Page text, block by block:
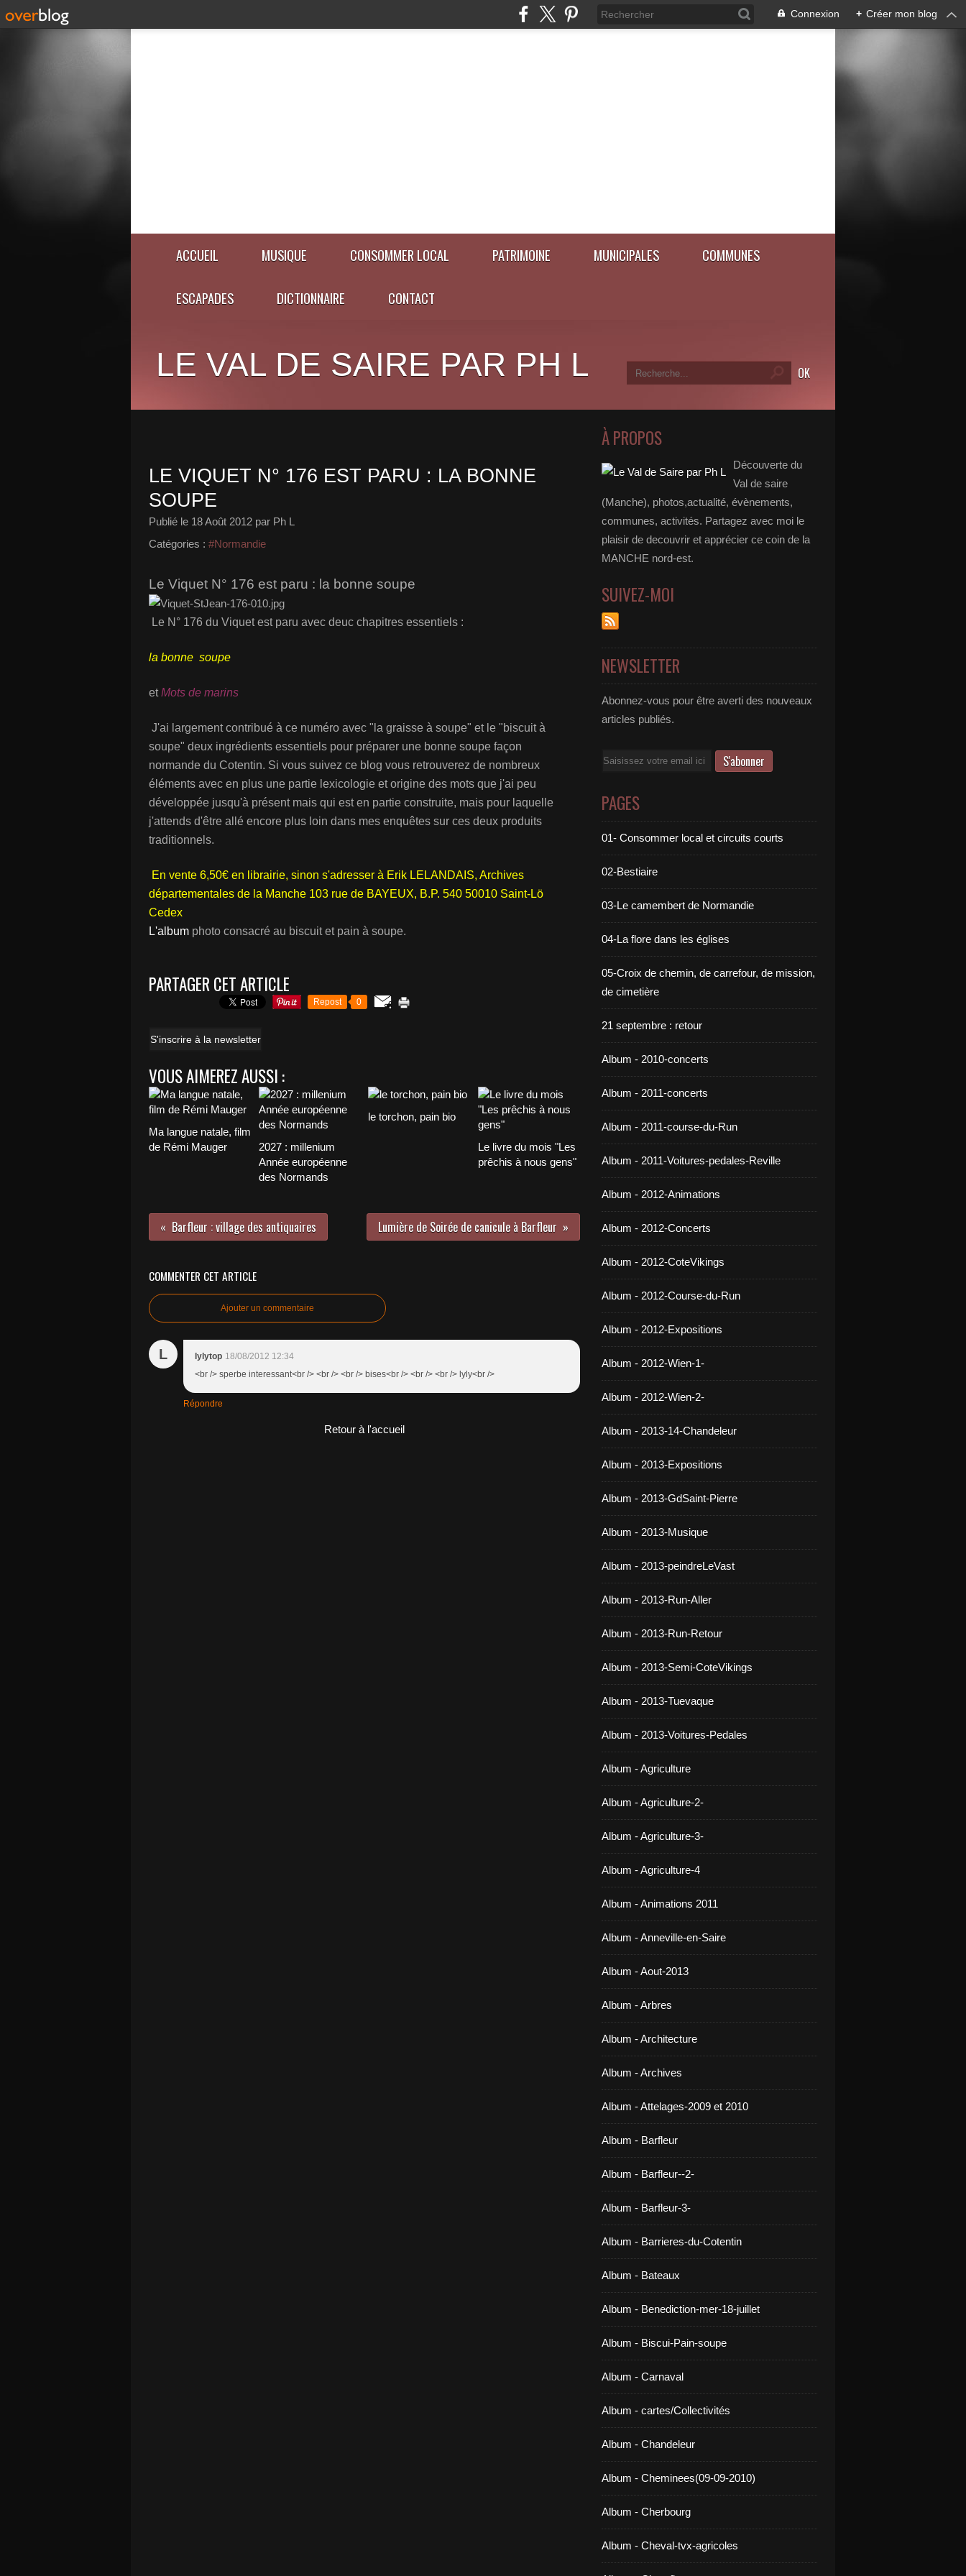
Connexion + Créer mon blog
ACCUEIL MUSIQUE CONSOMMER LOCAL PATRIMOINE MUNICIPALES COMMUNES
ESCAPADES DICTIONNAIRE CONTACT
LE VAL DE SAIRE PAR PH L
LE VIQUET N° 176 EST PARU : LA BONNE
SOUPE
Publié le 18 Août 2012 par Ph L
Catégories : #Normandie
Le Viquet N° 176 est paru : la bonne soupe
Le N° 176 du Viquet est paru avec deuc chapitres essentiels :
la bonne soupe
etMots de marins
J'ai largement contribué à ce numéro avec "la graisse à soupe" et le "biscuit à
soupe" deux ingrédients essentiels pour préparer une bonne soupe façon
normande du Cotentin. Si vous suivez ce blog vous retrouverez de nombreux
éléments avec en plus une partie lexicologie et origine des mots que j'ai peu
développée jusqu'à présent mais qui est en partie construite, mais pour laquelle
j'attends d'être allé encore plus loin dans mes enquêtes sur ces deux produits
traditionnels.
En vente 6,50€ en librairie, sinon s'adresser à Erik LELANDAIS, Archives
départementales de la Manche 103 rue de BAYEUX, B.P. 540 50010 Saint-Lö
Cedex
L'album photo consacré au biscuit et pain à soupe.
PARTAGER CET ARTICLE
Repost 0
S'inscrire à la newsletter
VOUS AIMEREZ AUSSI :
Ma langue natale, film
de Rémi Mauger
2027 : millenium
Année européenne
des Normands
le torchon, pain bio
Le livre du mois "Les
prêchis à nous gens"
Barfleur : village des antiquaires Lumière de Soirée de canicule à Barfleur
COMMENTER CET ARTICLE
Ajouter un commentaire
L lylytop 18/08/2012 12:34
<br /> sperbe interessant<br /> <br /> <br /> bises<br /> <br /> <br /> lyly<br />
Répondre
Retour à l'accueil
À PROPOS
Découverte du
Val de saire
(Manche), photos,actualité, évènements,
communes, activités. Partagez avec moi le
plaisir de decouvrir et apprécier ce coin de la
MANCHE nord-est.
SUIVEZ-MOI
NEWSLETTER
Abonnez-vous pour être averti des nouveaux
articles publiés.
Email
PAGES
01- Consommer local et circuits courts
02-Bestiaire
03-Le camembert de Normandie
04-La flore dans les églises
05-Croix de chemin, de carrefour, de mission,
de cimetière
21 septembre : retour
Album - 2010-concerts
Album - 2011-concerts
Album - 2011-course-du-Run
Album - 2011-Voitures-pedales-Reville
Album - 2012-Animations
Album - 2012-Concerts
Album - 2012-CoteVikings
Album - 2012-Course-du-Run
Album - 2012-Expositions
Album - 2012-Wien-1-
Album - 2012-Wien-2-
Album - 2013-14-Chandeleur
Album - 2013-Expositions
Album - 2013-GdSaint-Pierre
Album - 2013-Musique
Album - 2013-peindreLeVast
Album - 2013-Run-Aller
Album - 2013-Run-Retour
Album - 2013-Semi-CoteVikings
Album - 2013-Tuevaque
Album - 2013-Voitures-Pedales
Album - Agriculture
Album - Agriculture-2-
Album - Agriculture-3-
Album - Agriculture-4
Album - Animations 2011
Album - Anneville-en-Saire
Album - Aout-2013
Album - Arbres
Album - Architecture
Album - Archives
Album - Attelages-2009 et 2010
Album - Barfleur
Album - Barfleur--2-
Album - Barfleur-3-
Album - Barrieres-du-Cotentin
Album - Bateaux
Album - Benediction-mer-18-juillet
Album - Biscui-Pain-soupe
Album - Carnaval
Album - cartes/Collectivités
Album - Chandeleur
Album - Cheminees(09-09-2010)
Album - Cherbourg
Album - Cheval-tvx-agricoles